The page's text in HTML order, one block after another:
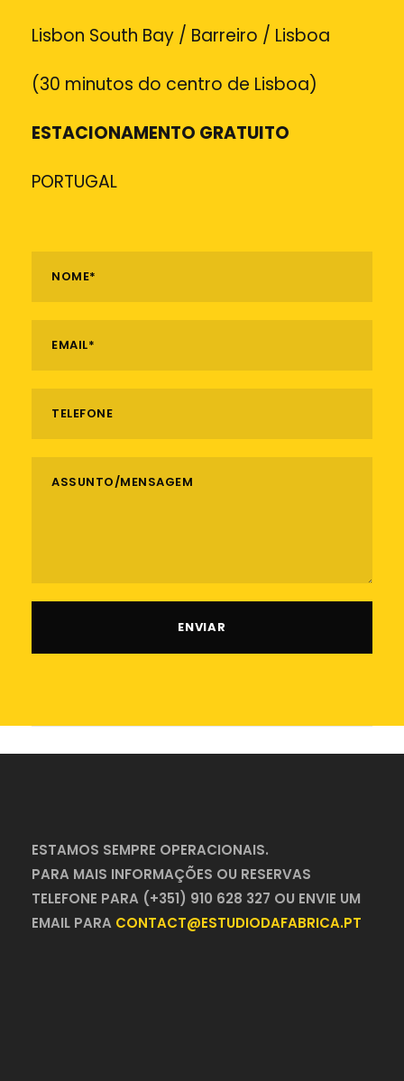
Lisbon South Bay / Barreiro / Lisboa
(30 minutos do centro de Lisboa)
ESTACIONAMENTO GRATUITO
PORTUGAL
ESTAMOS SEMPRE OPERACIONAIS.
PARA MAIS INFORMAÇÕES OU RESERVAS
TELEFONE PARA (+351) 910 628 327 OU ENVIE UM
EMAIL PARA CONTACT@ESTUDIODAFABRICA.PT